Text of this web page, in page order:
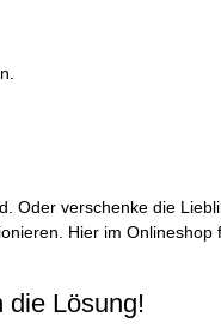
Oder verschenke die
Hier im
die Lösung!